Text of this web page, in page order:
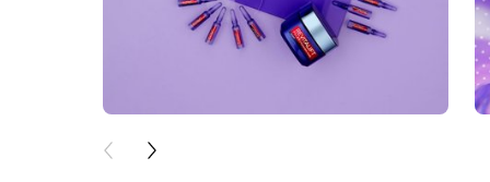
PREVIOUS CARD
NEXT CARD